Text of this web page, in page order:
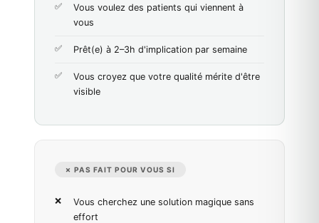
Vous voulez des patients qui viennent à
vous
Prêt(e) à 2–3h d'implication par semaine
Vous croyez que votre qualité mérite d'être
visible
✗ PAS FAIT POUR VOUS SI
Vous cherchez une solution magique sans
effort